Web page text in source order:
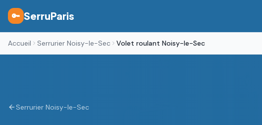
🔑 SerruParis
Accueil Serrurier Noisy-le-Sec Volet roulant Noisy-le-Sec
Serrurier Noisy-le-Sec